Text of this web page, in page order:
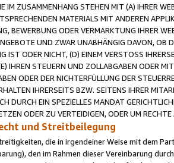
IM ZUSAMMENHANG STEHEN MIT (A) IHRER
MATERIALS MIT ANDEREN
BEWERBUNG ODER VERMARKTUNG IHRER
UND ZWAR UNABHÄNGIG DAVON, OB
IST ODER NICHT, (D) EINEM VERSTOSS
IHREN STEUERN UND ZOLLABGABEN ODER
ODER DER NICHTERFÜLLUNG DER
IHRERSEITS BZW. SEITENS IHRER
DURCH EIN SPEZIELLES MANDAT
ODER ZU VERTEIDIGEN, ODER UM
und Streitbeilegung
die in irgendeiner Weise mit dem
den im Rahmen dieser Vereinbarung